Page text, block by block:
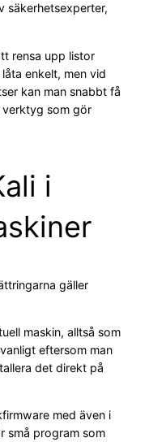
säkerhetsexperter,
rensa upp listor
enkelt, men vid
kan man snabbt få
verktyg som gör
i
gäller
maskin, alltså som
eftersom man
det direkt på
med även i
små program som